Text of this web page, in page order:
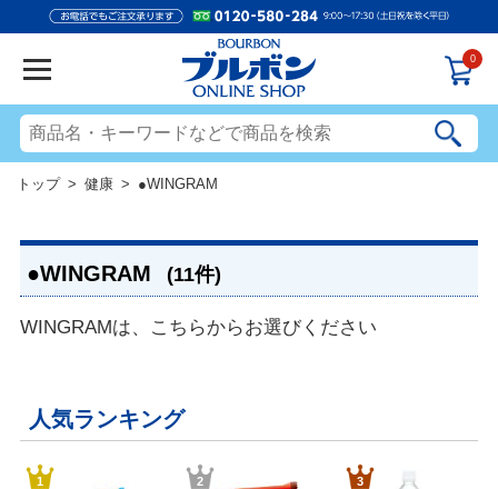
0
トップ> 健康 > ●WINGRAM
●WINGRAM (11件)
WINGRAMは、こちらからお選びください
人気ランキング
1 2 3